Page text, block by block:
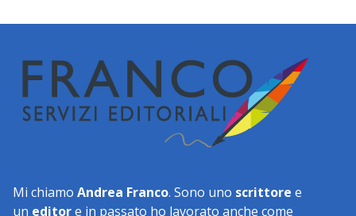
Mi chiamo Andrea Franco. Sono uno scrittore e
un editore in passato ho lavorato anche come